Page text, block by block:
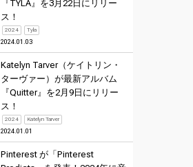
『TYLA』を3月22日にリリー
ス！
2024 Tyla
2024.01.03
Katelyn Tarver（ケイトリン・
ターヴァー）が最新アルバム
『Quitter』を2月9日にリリー
ス！
2024 Katelyn Tarver
2024.01.01
Pinterest が「Pinterest